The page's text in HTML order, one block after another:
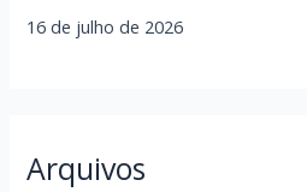
16 de julho de 2026
Arquivos